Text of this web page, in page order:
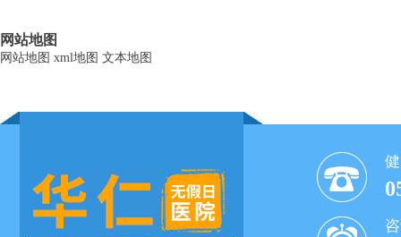
网站地图
网站地图 xml地图 文本地图